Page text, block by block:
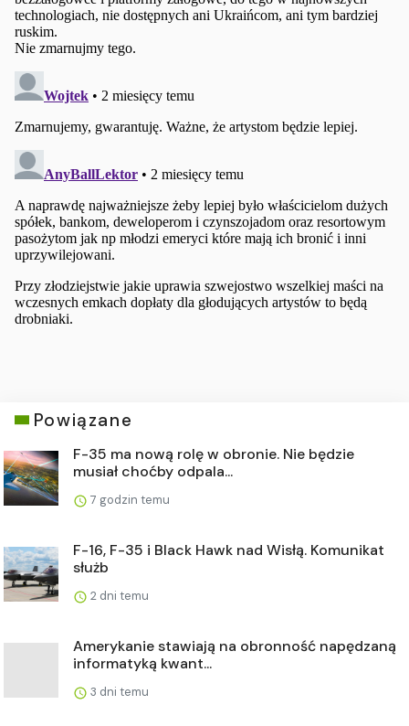
Powiązane
F-35 ma nową rolę w obronie. Nie będzie
musiał choćby odpala...
7 godzin temu
F-16, F-35 i Black Hawk nad Wisłą. Komunikat
służb
2 dni temu
Amerykanie stawiają na obronność napędzaną
informatyką kwant...
3 dni temu